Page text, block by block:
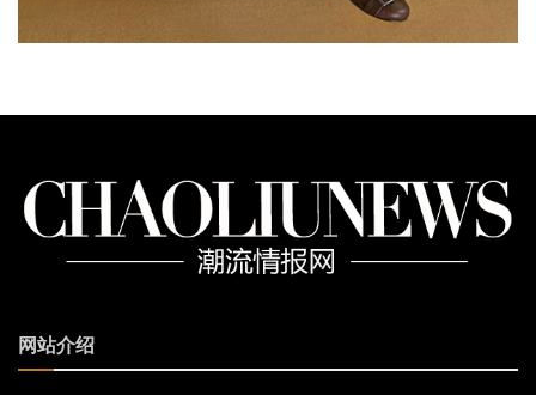
网站介绍